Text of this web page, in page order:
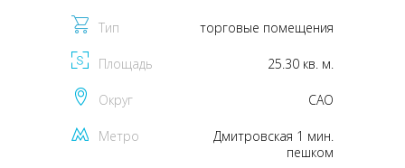
Тип торговые помещения
Площадь 25.30 кв. м.
Округ CАО
Метро
Дмитровская 1 мин.
пешком